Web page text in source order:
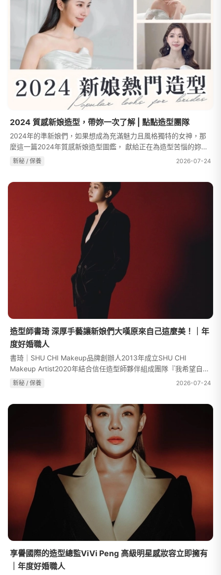
2024 質感新娘造型，帶妳一次了解 | 點點造型團隊
2024年的準新娘們，如果想成為充滿魅力且風格獨特的女神，那
麼這一篇2024年質感新娘造型圖鑑， 獻給正在為造型苦惱的妳，
一起來看看明年的婚禮妝容都在流行什麼吧！-華麗閃耀的公主系
新秘 / 保養 2026-07-24
造型師書琦 深厚手藝讓新娘們大嘆原來自己這麼美！｜年
度好婚職人
書琦｜SHU CHI Makeup品牌創辦人2013年成立SHU CHI
Makeup Artist2020年結合信任造型師夥伴組成團隊『我希望自己
能用最敏銳的觀察力，去把每一對新人獨特的風格抓出來，再用我
新秘 / 保養 2026-07-24
享譽國際的造型總監ViVi Peng 高級明星感妝容立即擁有
｜年度好婚職人